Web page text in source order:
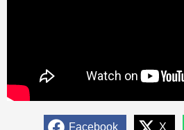
Facebook X